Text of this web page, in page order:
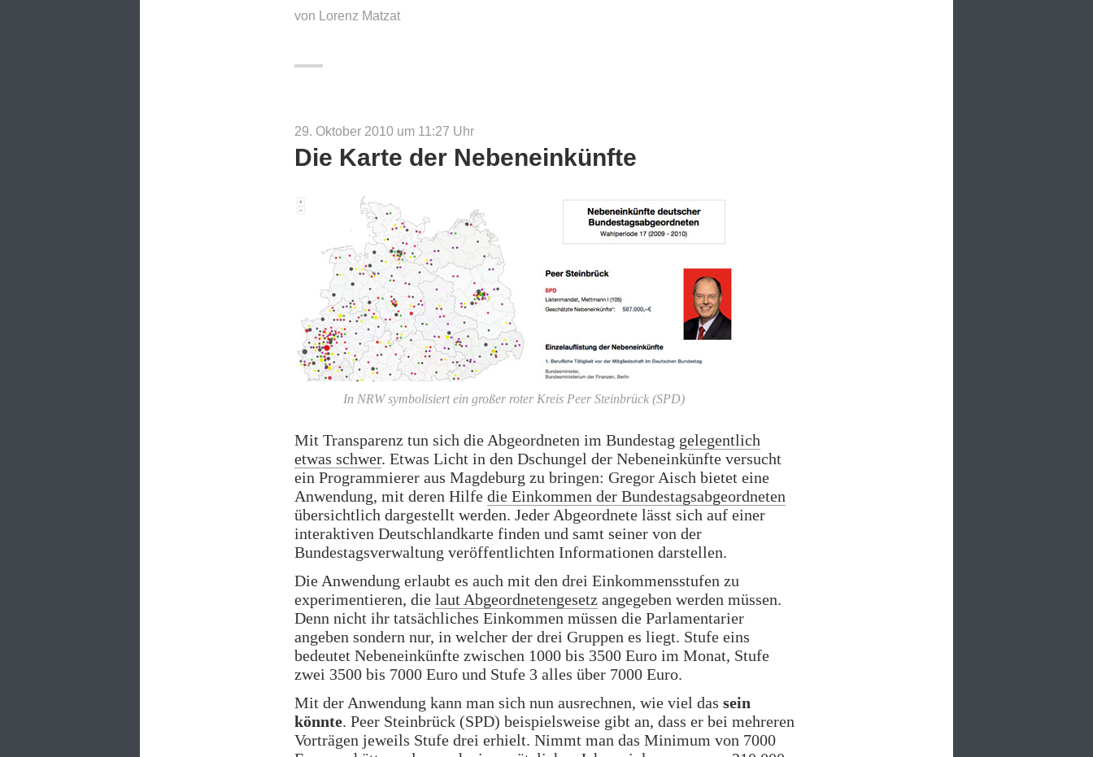
Bewegung“
von Lorenz Matzat
29. Oktober 2010 um 11:27 Uhr
Die Karte der Nebeneinkünfte
In NRW symbolisiert ein großer roter Kreis Peer Steinbrück (SPD)
Mit Transparenz tun sich die Abgeordneten im Bundestag gelegentlich
etwas schwer. Etwas Licht in den Dschungel der Nebeneinkünfte versucht
ein Programmierer aus Magdeburg zu bringen: Gregor Aisch bietet eine
Anwendung, mit deren Hilfe die Einkommen der Bundestagsabgeordneten
übersichtlich dargestellt werden. Jeder Abgeordnete lässt sich auf einer
interaktiven Deutschlandkarte finden und samt seiner von der
Bundestagsverwaltung veröffentlichten Informationen darstellen.
Die Anwendung erlaubt es auch mit den drei Einkommensstufen zu
experimentieren, die laut Abgeordnetengesetz angegeben werden müssen.
Denn nicht ihr tatsächliches Einkommen müssen die Parlamentarier
angeben sondern nur, in welcher der drei Gruppen es liegt. Stufe eins
bedeutet Nebeneinkünfte zwischen 1000 bis 3500 Euro im Monat, Stufe
zwei 3500 bis 7000 Euro und Stufe 3 alles über 7000 Euro.
Mit der Anwendung kann man sich nun ausrechnen, wie viel das sein
könnte. Peer Steinbrück (SPD) beispielsweise gibt an, dass er bei mehreren
Vorträgen jeweils Stufe drei erhielt. Nimmt man das Minimum von 7000